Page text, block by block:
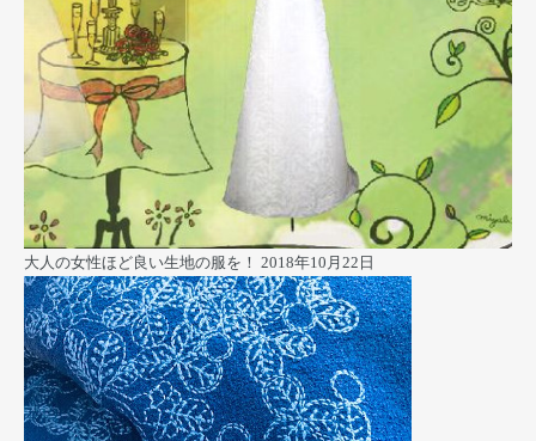
大人の女性ほど良い生地の服を！ 2018年10月22日